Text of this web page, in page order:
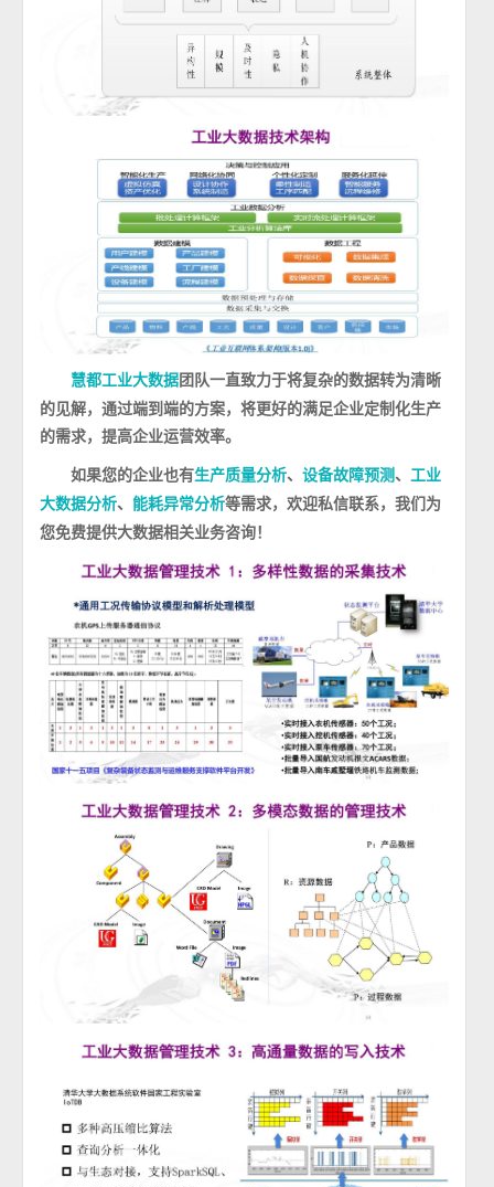
慧都工业大数据团队一直致力于将复杂的数据转为清晰
的见解，通过端到端的方案，将更好的满足企业定制化生产
的需求，提高企业运营效率。
如果您的企业也有生产质量分析、设备故障预测、
工业
大数据分析、能耗异常分析等需求，欢迎私信联系，我们为
您免费提供大数据相关业务咨询！